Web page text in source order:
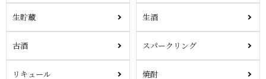
生貯蔵 生酒
古酒 スパークリング
リキュール 焼酎